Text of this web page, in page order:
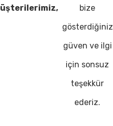
bize
gösterdiğiniz
güven ve ilgi
için sonsuz
teşekkür
ederiz.